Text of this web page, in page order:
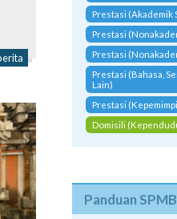
Prestasi (Akademik
Prestasi
Prestasi
Prestasi (Bahasa,
Lain)
Prestasi
Domisili
Panduan